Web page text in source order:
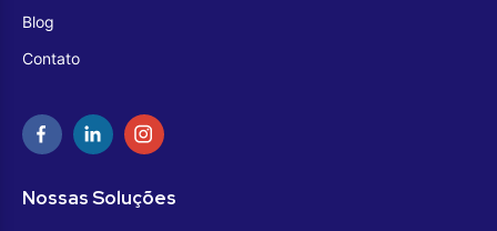
Blog
Contato
Nossas Soluções